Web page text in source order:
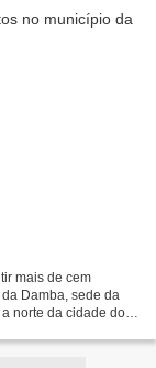
mais de cem
Damba, sede da
norte da cidade do